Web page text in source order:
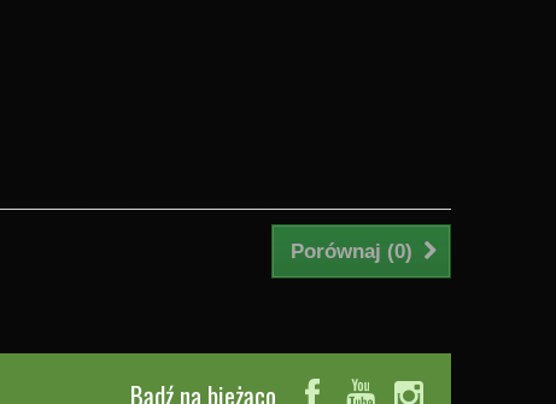
Porównaj (0)
Bądź na bieżąco